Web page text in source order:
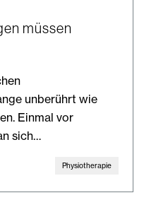
müssen
unberührt wie
Einmal vor
sich…
Physiotherapie